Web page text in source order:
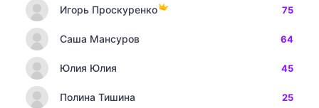
Игорь Проскуренко 75
Саша Мансуров 64
Юлия Юлия 45
Полина Тишина 25